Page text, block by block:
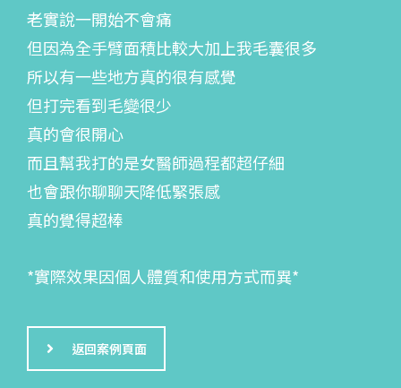
老實說一開始不會痛
但因為全手臂面積比較大加上我毛囊很多
所以有一些地方真的很有感覺
但打完看到毛變很少
真的會很開心
而且幫我打的是女醫師過程都超仔細
也會跟你聊聊天降低緊張感
真的覺得超棒
*實際效果因個人體質和使用方式而異*
返回案例頁面